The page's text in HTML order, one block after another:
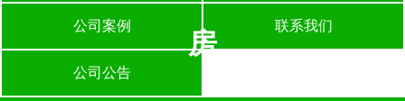
房
公司案例 联系我们
公司公告